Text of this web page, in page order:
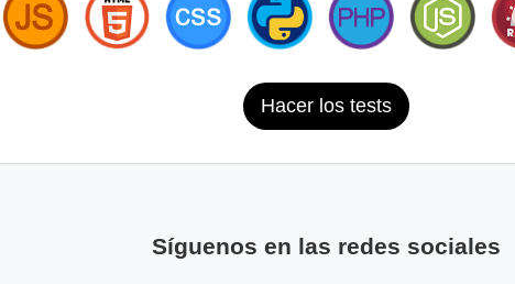
Hacer los tests
Síguenos en las redes sociales